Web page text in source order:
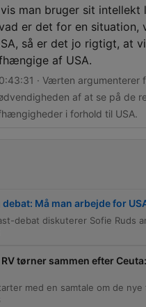
man bruger sit intellekt
er det for en situation,
så er det jo rigtigt, at
af USA.
· Værten argumenterer
af at se på de
i forhold til USA.
debat: Må man arbejde for
RV tørner sammen efter